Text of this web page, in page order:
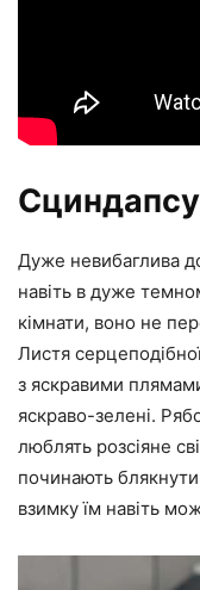
Дуже невибаглива
навіть в дуже
кімнати, воно не
Листя
з яскравими
яскраво-зелені.
люблять розсіяне
починають блякнути
взимку їм навіть